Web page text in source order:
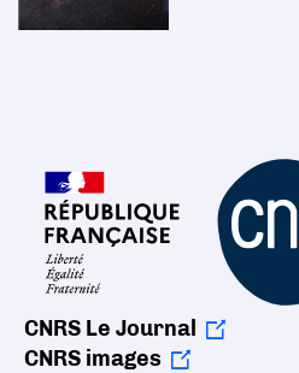
CNRS Le Journal
CNRS images